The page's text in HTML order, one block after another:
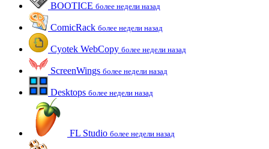
BOOTICE более недели назад
ComicRack более недели назад
Cyotek WebCopy более недели назад
ScreenWings более недели назад
Desktops более недели назад
FL Studio более недели назад